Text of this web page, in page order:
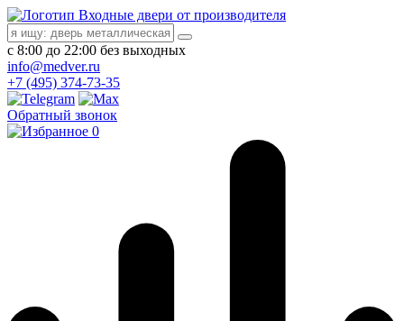
Входные двери от производителя
с 8:00 до 22:00 без выходных
info@medver.ru
+7 (495) 374-73-35
Обратный звонок
0